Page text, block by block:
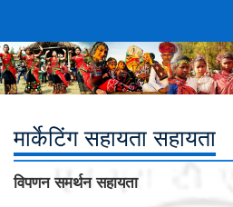
मार्केटिंग सहायता सहायता
विपणन समर्थन सहायता